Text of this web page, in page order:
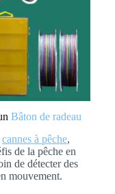
Bâton de radeau
cannes à pêche,
de la pêche en
de détecter des
mouvement.